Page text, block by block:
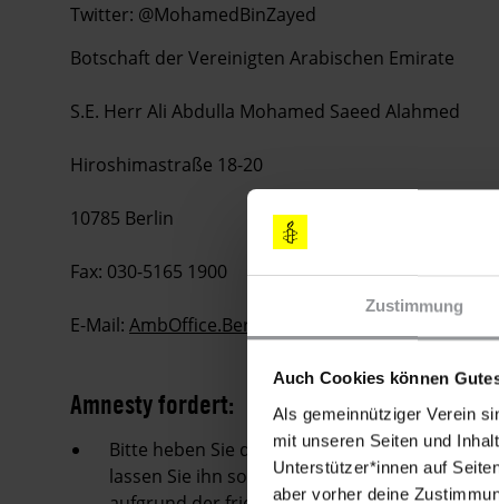
Zustimmung
Auch Cookies können
Als gemeinnütziger Verein
mit unseren Seiten und
Unterstützer*innen auf
aber vorher deine
Twitter: @MohamedBinZayed
Botschaft der Vereinigten Arabischen Emirate
S.E. Herr Ali Abdulla Mohamed Saeed Alahmed
Hiroshimastraße 18-20
10785 Berlin
Fax: 030-5165 1900
E-Mail: AmbOffice.Berlin@mofa.gov.ae
Amnesty fordert:
Bitte heben Sie den Schuldspruch und die
lassen Sie ihn sofort und bedingungslos frei.